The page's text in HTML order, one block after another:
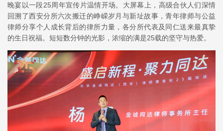
晚宴以一段25周年宣传片温情开场。大屏幕上，高级合伙人们深情
回溯了西安分所六次搬迁的峥嵘岁月与新址故事，青年律师与公益
律师分享个人成长背后的律所力量，各分所代表及同仁送来最真挚
的生日祝福。短短数分钟的光影，浓缩的满是25载的坚守与热爱。